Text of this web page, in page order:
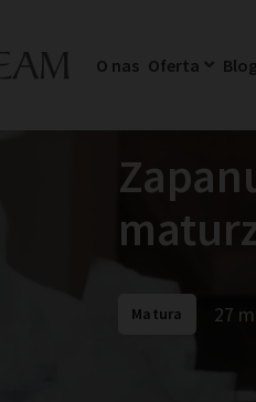
O nas Oferta
Matura 27